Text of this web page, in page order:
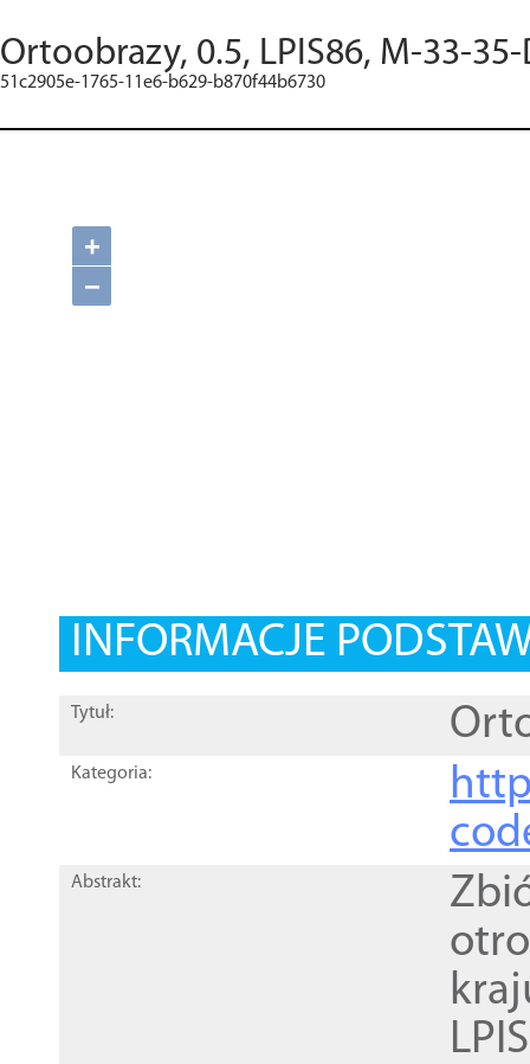
Ortoobrazy, 0.5, LPIS86, M-33-
51c2905e-1765-11e6-b629-b870f44b6730
+
−
INFORMACJE
Tytuł:
Kategoria:
Abstrakt: